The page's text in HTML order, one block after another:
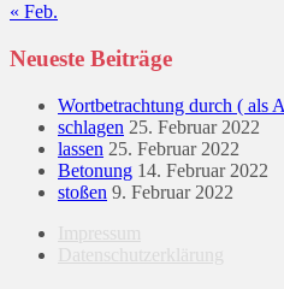
« Feb.
Neueste Beiträge
Wortbetrachtung durch ( als
schlagen 25. Februar 2022
lassen 25. Februar 2022
Betonung 14. Februar 2022
stoßen 9. Februar 2022
Impressum
Datenschutzerklärung